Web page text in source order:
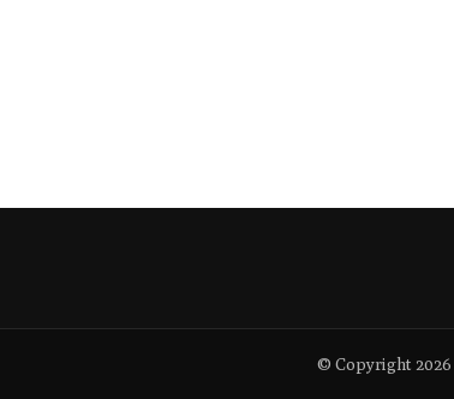
© Copyright 2026